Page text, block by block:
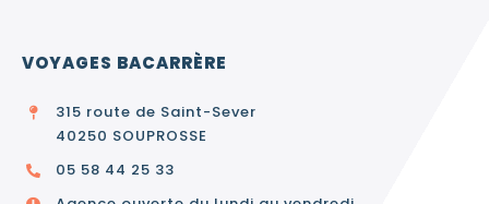
VOYAGES BACARRÈRE
315 route de Saint-Sever
40250 SOUPROSSE
05 58 44 25 33